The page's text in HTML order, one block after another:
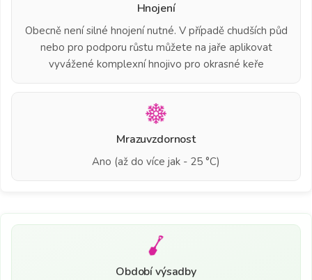
Hnojení
Obecně není silné hnojení nutné. V případě chudších půd
nebo pro podporu růstu můžete na jaře aplikovat
vyvážené komplexní hnojivo pro okrasné keře
Mrazuvzdornost
Ano (až do více jak - 25 °C)
Období výsadby